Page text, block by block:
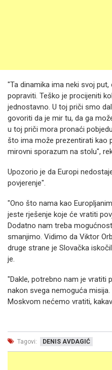
"Ta dinamika ima neki svoj
popraviti. Teško je procijeniti
jednostavno. U toj priči smo
govoriti da je mir tu, da ga
u toj priči mora pronaći
što ima može prezentirati kao
mirovni sporazum na stolu",
Upozorio je da Europi
povjerenje".
"Ono što nama kao
jeste rješenje koje će vratiti
Dodatno nam treba
smanjimo. Vidimo da Viktor
druge strane je Slovačka
je.
"Dakle, potrebno nam je vratiti
nakon svega nemoguća
Moskvom nećemo vratiti,
Tagovi: DENIS AVDAGIĆ